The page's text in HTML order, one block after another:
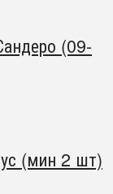
(09-
(мин 2 шт)